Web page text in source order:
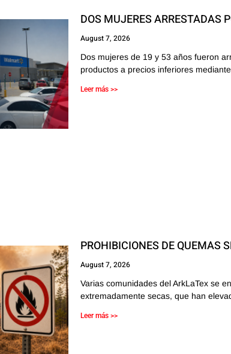
DOS MUJERES ARRESTADAS
August 7, 2026
Dos mujeres de 19 y 53 años fueron
productos a precios inferiores mediante
Leer más >>
PROHIBICIONES DE QUEMAS
August 7, 2026
Varias comunidades del ArkLaTex se
extremadamente secas, que han
Leer más >>